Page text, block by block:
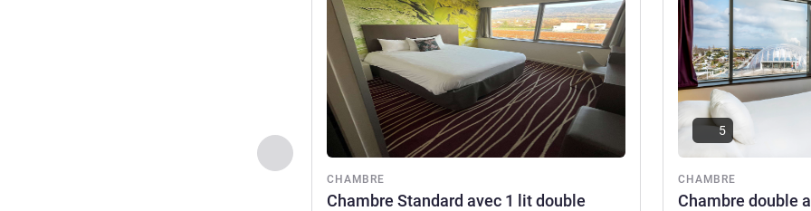
Précédent - Chambre
CHAMBRE
Chambre Standard avec 1 lit double
CHAMBRE
Chambre double
5